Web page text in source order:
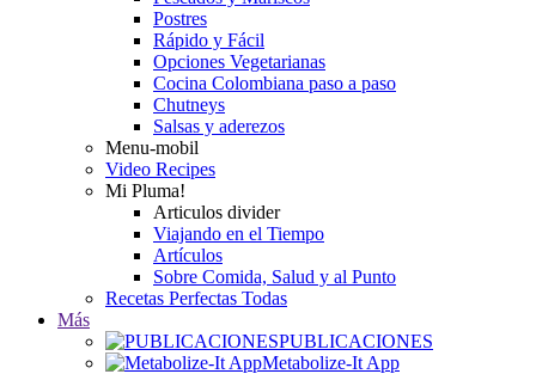
Postres
Rápido y Fácil
Opciones Vegetarianas
Cocina Colombiana paso a paso
Chutneys
Salsas y aderezos
Menu-mobil
Video Recipes
Mi Pluma!
Articulos divider
Viajando en el Tiempo
Artículos
Sobre Comida, Salud y al Punto
Recetas Perfectas Todas
Más
PUBLICACIONES
Metabolize-It App